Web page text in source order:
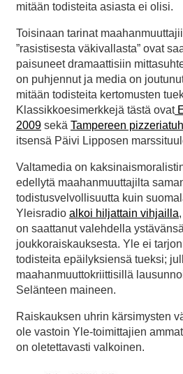
mitään todisteita asiasta ei olisi.
Toisinaan tarinat
”rasistisesta väkivallasta” ovat
paisuneet dramaattisiin
on puhjennut ja media on
mitään todisteita kertomusten
Klassikkoesimerkkejä tästä ovat
2009 sekä Tampereen
itsensä Päivi Lipposen
Valtamedia on
edellytä maahanmuuttajilta
todistusvelvollisuutta kuin
Yleisradio alkoi hiljattain vihjailla
on saattanut valehdella
joukkoraiskauksesta. Yle ei
todisteita epäilyksiensä tueksi;
maahanmuuttokriittisillä
Selänteen maineen.
Raiskauksen uhrin kärsimysten
ole vastoin Yle-toimittajien
on oletettavasti valkoinen.